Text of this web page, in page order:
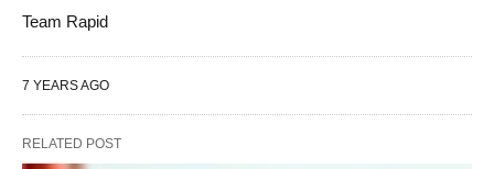
Team Rapid
7 YEARS AGO
RELATED POST